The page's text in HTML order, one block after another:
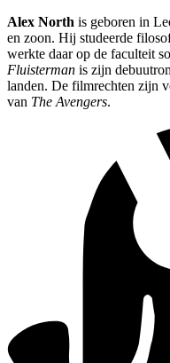
Alex North is geboren in
en zoon. Hij studeerde
werkte daar op de faculteit
Fluisterman is zijn
landen. De filmrechten zijn
van The Avengers.